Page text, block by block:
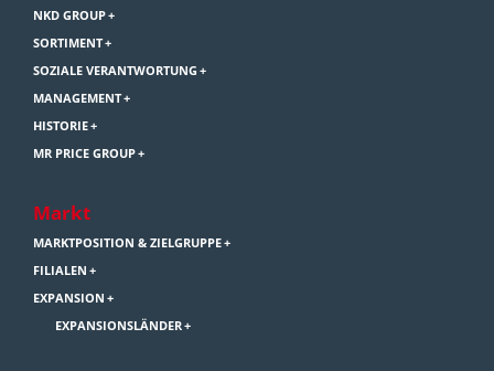
NKD GROUP
SORTIMENT
SOZIALE VERANTWORTUNG
MANAGEMENT
HISTORIE
MR PRICE GROUP
Markt
MARKTPOSITION & ZIELGRUPPE
FILIALEN
EXPANSION
EXPANSIONSLÄNDER